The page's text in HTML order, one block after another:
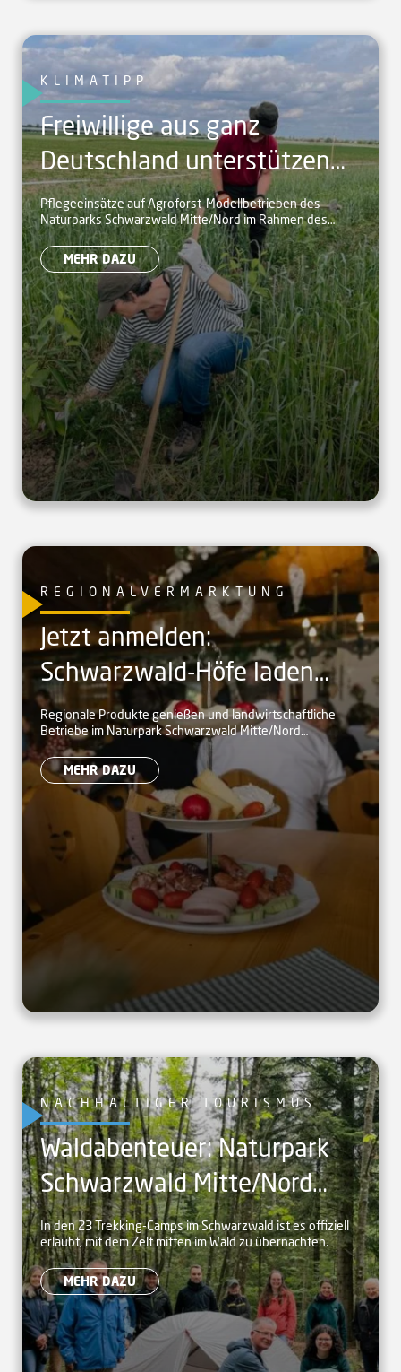
KLIMATIPP
Freiwillige aus ganz
Deutschland unterstützen
Agroforst-Betriebe im
Naturpark
Pflegeeinsätze auf Agroforst-Modellbetrieben des
Naturparks Schwarzwald Mitte/Nord im Rahmen des
Bergwaldprojekts
MEHR DAZU
REGIONALVERMARKTUNG
Jetzt anmelden:
Schwarzwald-Höfe laden
zum Naturpark-Brunch ein
Regionale Produkte genießen und landwirtschaftliche
Betriebe im Naturpark Schwarzwald Mitte/Nord
kennenlernen
MEHR DAZU
NACHHALTIGER TOURISMUS
Waldabenteuer: Naturpark
Schwarzwald Mitte/Nord
eröffnet neues Trekking-
Camp in Dobel
In den 23 Trekking-Camps im Schwarzwald ist es offiziell
erlaubt, mit dem Zelt mitten im Wald zu übernachten.
MEHR DAZU